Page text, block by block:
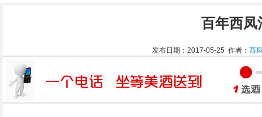
百年西凤
发布日期：2017-05-25 作者： 西